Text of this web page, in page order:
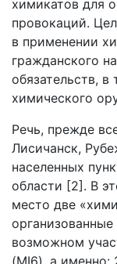
химикатов для
провокаций.
в применении
гражданского
обязательств,
химического
Речь, прежде
Лисичанск,
населенных
области [2]. В
место две
возможном
(MI6), а именно: